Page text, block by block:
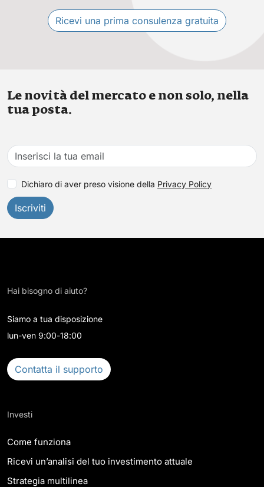
Ricevi una prima consulenza gratuita
Le novità del mercato e non solo, nella
tua posta.
Dichiaro di aver preso visione della Privacy Policy
Iscriviti
Hai bisogno di aiuto?
Siamo a tua disposizione
lun-ven 9:00-18:00
Contatta il supporto
Investi
Come funziona
Ricevi un’analisi del tuo investimento attuale
Strategia multilinea